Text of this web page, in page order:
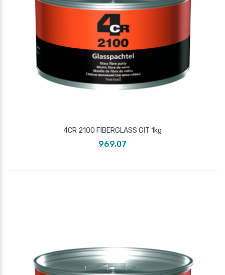
4CR 2100 FIBERGLASS GIT 1kg
969,07